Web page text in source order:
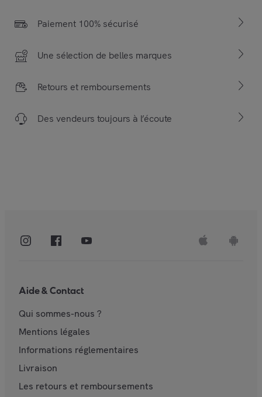
Paiement 100% sécurisé
Une sélection de belles marques
Retours et remboursements
Des vendeurs toujours à l’écoute
Aide & Contact
Qui sommes-nous ?
Mentions légales
Informations réglementaires
Livraison
Les retours et remboursements